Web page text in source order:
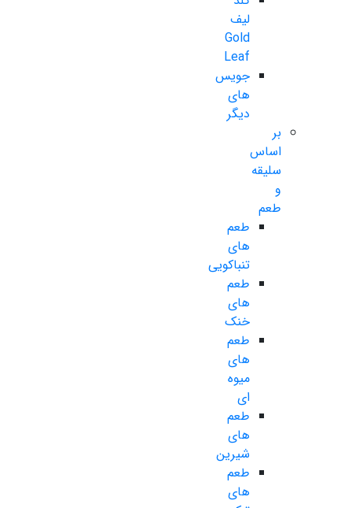
لیف
Gold
Leaf
جویس
های
دیگر
بر
اساس
سلیقه
و
طعم
طعم
های
تنباکویی
طعم
های
خنک
طعم
های
میوه
ای
طعم
های
شیرین
طعم
های